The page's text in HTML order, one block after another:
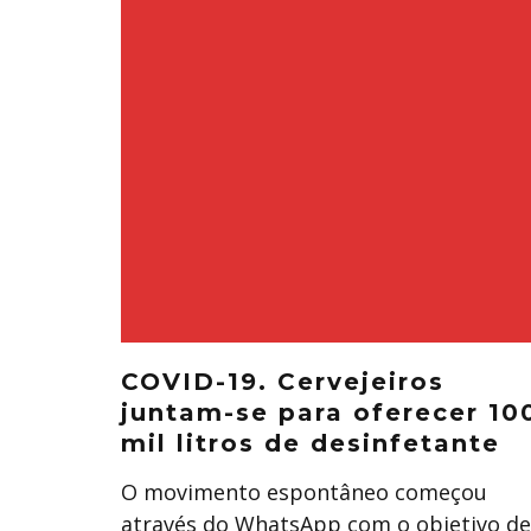
COVID-19. Cervejeiros
juntam-se para oferecer
mil litros de desinfetante
O movimento espontâneo começou
através do WhatsApp com o objetivo de